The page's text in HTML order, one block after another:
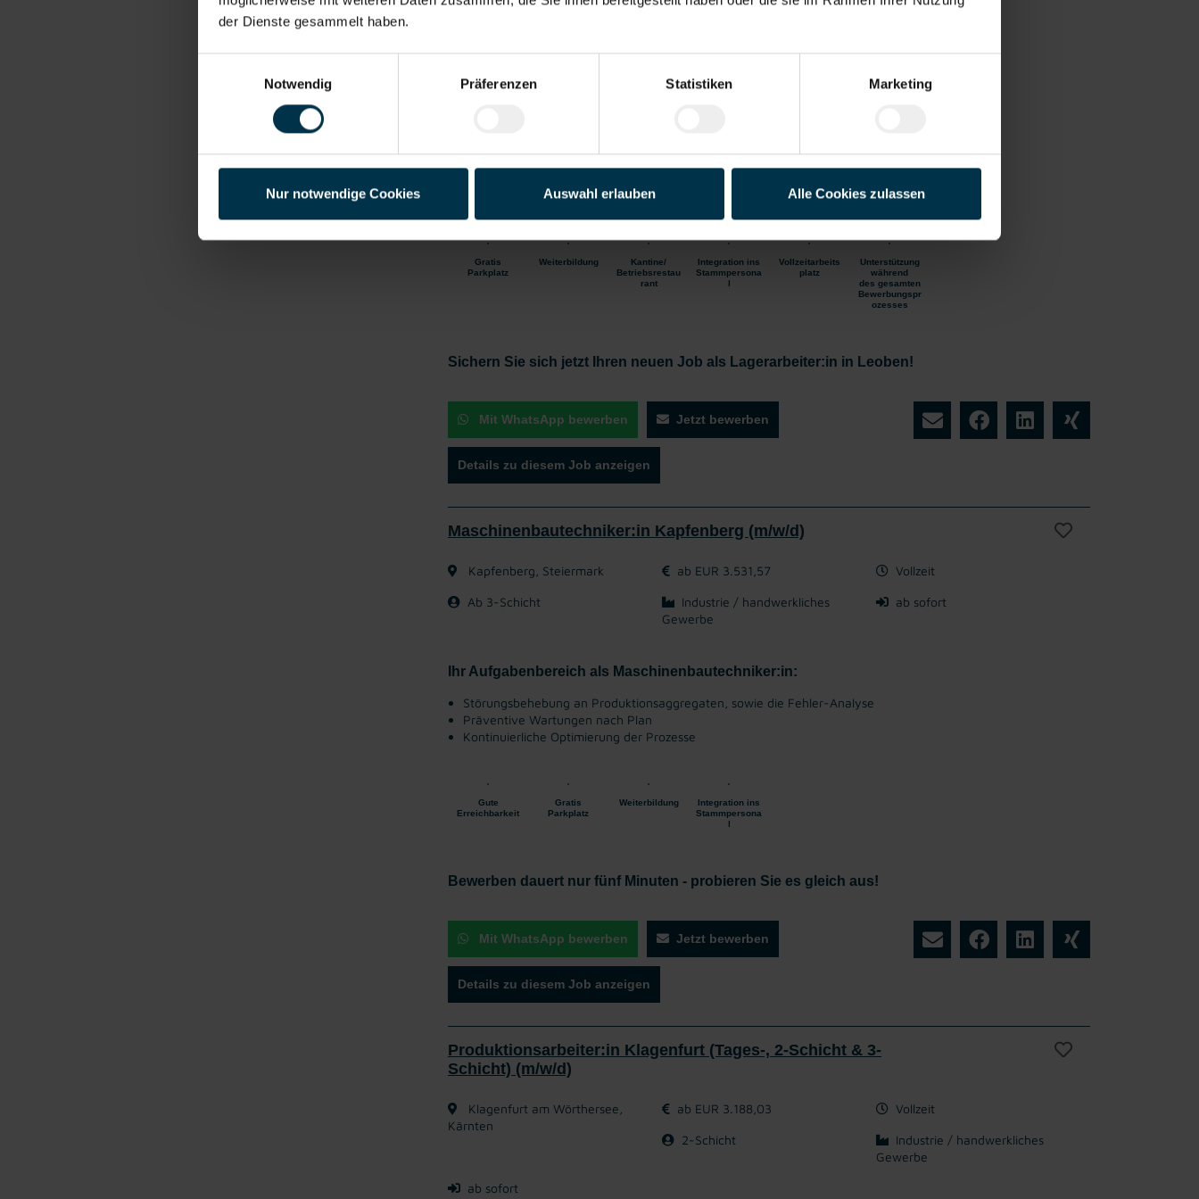
der Dienste gesammelt haben.
Notwendig
Präferenzen Statistiken Marketing
Nur notwendige Cookies Auswahl erlauben Alle Cookies zulassen
Be- und Entladung von LKW
Gratis
Parkplatz
Weiterbildung
Kantine/
Betriebsrestau
rant
Integration ins
Stammpersona
l
Vollzeitarbeits
platz
Unterstützung
während
des gesamten
Bewerbungspr
ozesses
Sichern Sie sich jetzt Ihren neuen Job als Lagerarbeiter:in in Leoben!
Mit WhatsApp bewerben Jetzt bewerben
Details zu diesem Job anzeigen
Maschinenbautechniker:in Kapfenberg (m/w/d)
Kapfenberg, Steiermark ab EUR 3.531,57 Vollzeit
Ab 3-Schicht
Industrie / handwerkliches
Gewerbe
ab sofort
Ihr Aufgabenbereich als Maschinenbautechniker:in:
Störungsbehebung an Produktionsaggregaten, sowie die Fehler-Analyse
Präventive Wartungen nach Plan
Kontinuierliche Optimierung der Prozesse
Gute
Erreichbarkeit
Gratis
Parkplatz
Weiterbildung
Integration ins
Stammpersona
l
Bewerben dauert nur fünf Minuten - probieren Sie es gleich aus!
Mit WhatsApp bewerben Jetzt bewerben
Details zu diesem Job anzeigen
Produktionsarbeiter:in Klagenfurt (Tages-, 2-Schicht & 3-
Schicht) (m/w/d)
Klagenfurt am Wörthersee,
Kärnten
ab EUR 3.188,03 Vollzeit
2-Schicht
Industrie / handwerkliches
Gewerbe
ab sofort